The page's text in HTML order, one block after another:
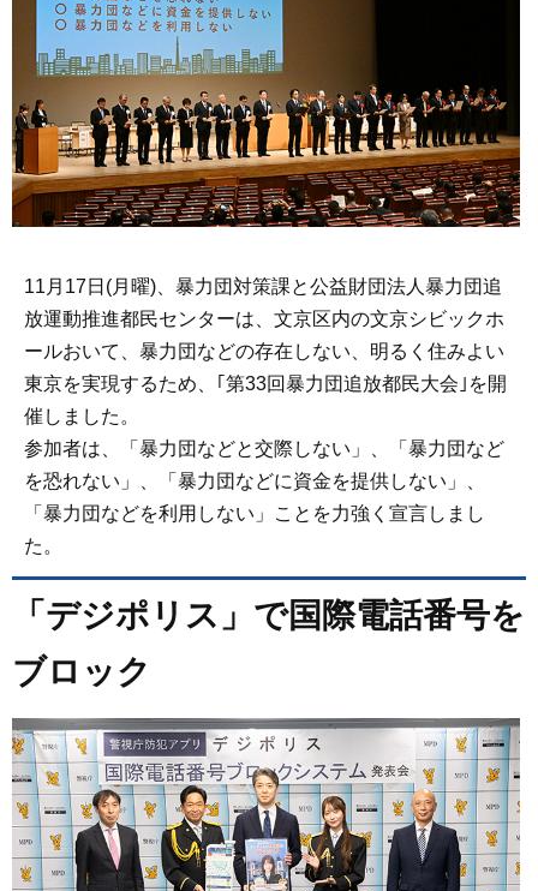
11月17日(月曜)、暴力団対策課と公益財団法人暴力団追
放運動推進都民センターは、文京区内の文京シビックホ
ールおいて、暴力団などの存在しない、明るく住みよい
東京を実現するため、｢第33回暴力団追放都民大会｣を開
催しました。
参加者は、「暴力団などと交際しない」、「暴力団など
を恐れない」、「暴力団などに資金を提供しない」、
「暴力団などを利用しない」ことを力強く宣言しまし
た。
「デジポリス」で国際電話番号を
ブロック